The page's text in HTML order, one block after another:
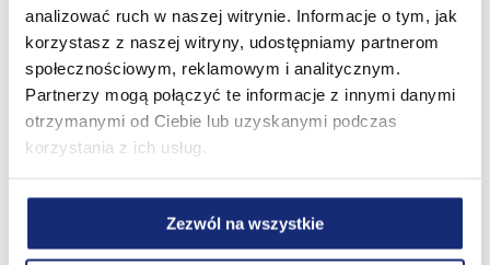
analizować ruch w naszej witrynie. Informacje o tym, jak
korzystasz z naszej witryny, udostępniamy partnerom
społecznościowym, reklamowym i analitycznym.
Partnerzy mogą połączyć te informacje z innymi danymi
otrzymanymi od Ciebie lub uzyskanymi podczas
korzystania z ich usług.
Zezwól na wszystkie
Działamy dziś z myślą o jutrze.
Wierzymy, że dobre nawyki wypracowane teraz,
zaprocentują dla nas w przyszłości!
Zobacz także